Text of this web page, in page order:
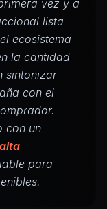
vez y a
lista
ecosistema
la cantidad
sintonizar
con el
con un
para